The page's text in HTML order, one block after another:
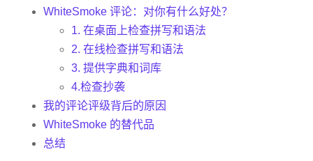
WhiteSmoke 评论：对你有什么好处？
1. 在桌面上检查拼写和语法
2. 在线检查拼写和语法
3. 提供字典和词库
4.检查抄袭
我的评论评级背后的原因
WhiteSmoke 的替代品
总结